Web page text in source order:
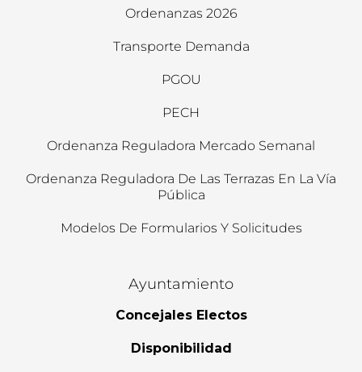
Ordenanzas 2026
Transporte Demanda
PGOU
PECH
Ordenanza Reguladora Mercado Semanal
Ordenanza Reguladora De Las Terrazas En La Vía
Pública
Modelos De Formularios Y Solicitudes
Ayuntamiento
Concejales Electos
Disponibilidad